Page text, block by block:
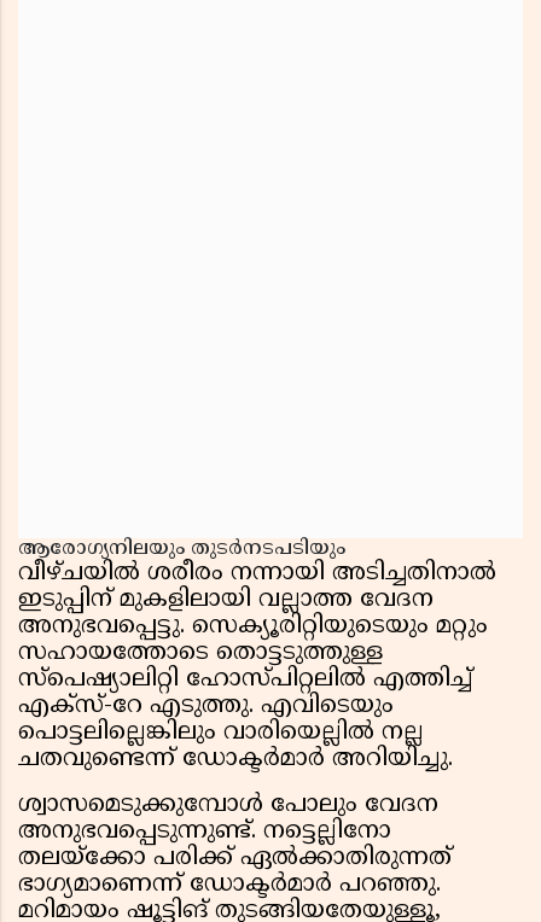
ആരോഗ്യനിലയും തുടർനടപടിയും
വീഴ്ചയിൽ ശരീരം നന്നായി അടിച്ചതിനാൽ
ഇടുപ്പിന് മുകളിലായി വല്ലാത്ത വേദന
അനുഭവപ്പെട്ടു. സെക്യൂരിറ്റിയുടെയും മറ്റും
സഹായത്തോടെ തൊട്ടടുത്തുള്ള
സ്പെഷ്യാലിറ്റി ഹോസ്പിറ്റലിൽ എത്തിച്ച്
എക്സ്-റേ എടുത്തു. എവിടെയും
പൊട്ടലില്ലെങ്കിലും വാരിയെല്ലിൽ നല്ല
ചതവുണ്ടെന്ന് ഡോക്ടർമാർ അറിയിച്ചു.
ശ്വാസമെടുക്കുമ്പോൾ പോലും വേദന
അനുഭവപ്പെടുന്നുണ്ട്. നട്ടെല്ലിനോ
തലയ്ക്കോ പരിക്ക് ഏൽക്കാതിരുന്നത്
ഭാഗ്യമാണെന്ന് ഡോക്ടർമാർ പറഞ്ഞു.
മറിമായം ഷൂട്ടിങ് തുടങ്ങിയതേയുള്ളൂ,